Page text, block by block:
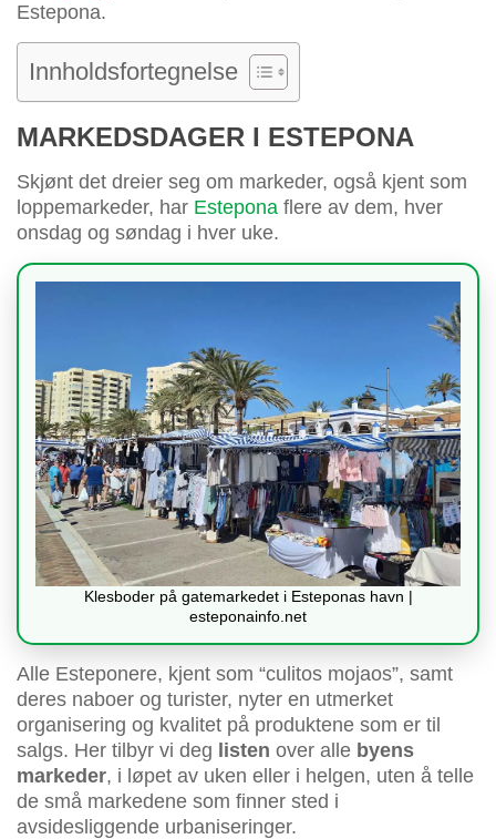
Estepona.
Innholdsfortegnelse
MARKEDSDAGER I ESTEPONA
Skjønt det dreier seg om markeder, også kjent som
loppemarkeder, har Estepona flere av dem, hver
onsdag og søndag i hver uke.
Klesboder på gatemarkedet i Esteponas havn |
esteponainfo.net
Alle Esteponere, kjent som “culitos mojaos”, samt
deres naboer og turister, nyter en utmerket
organisering og kvalitet på produktene som er til
salgs. Her tilbyr vi deg listen over alle byens
markeder, i løpet av uken eller i helgen, uten å telle
de små markedene som finner sted i
avsidesliggende urbaniseringer.